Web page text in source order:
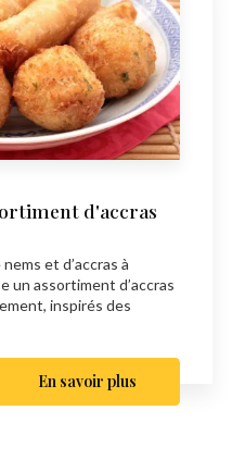
d'accras
et d’accras à
un assortiment d’accras
inspirés des
En savoir plus